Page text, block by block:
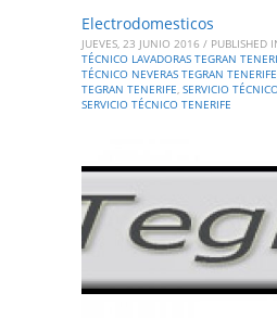
Electrodomesticos
JUEVES, 23 JUNIO 2016 / PUBLISHED
TÉCNICO LAVADORAS TEGRAN
TÉCNICO NEVERAS TEGRAN TENERIFE
TEGRAN TENERIFE, SERVICIO
SERVICIO TÉCNICO TENERIFE